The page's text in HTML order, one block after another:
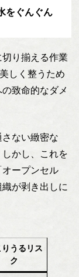
をぐんぐん
り揃える作業
しく整うため
致命的なダメ
ない緻密な
しかし、これを
ープンセル
が剥き出しに
りうるリス
ク